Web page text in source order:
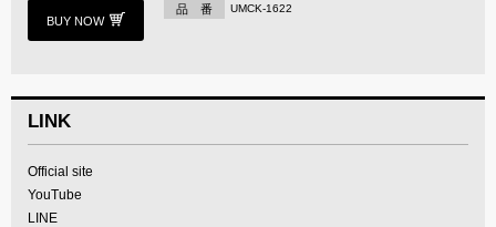
BUY NOW
品 番 UMCK-1622
LINK
Official site
YouTube
LINE